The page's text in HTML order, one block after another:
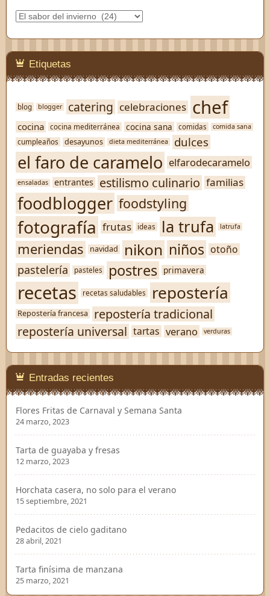
Categorías
Etiquetas
blog blogger catering celebraciones chef
cocina cocina mediterránea cocina sana comidas comida sana
cumpleaños desayunos dieta mediterránea dulces
el faro de caramelo elfarodecaramelo
ensaladas entrantes estilismo culinario familias
foodblogger foodstyling
fotografía frutas ideas la trufa latrufa
meriendas navidad nikon niños otoño
pastelería pasteles postres primavera
recetas recetas saludables repostería
Repostería francesa
repostería tradicional
repostería universal tartas verano verduras
Entradas recientes
Flores Fritas de Carnaval y Semana Santa
24 marzo, 2023
Tarta de guayaba y fresas
12 marzo, 2023
Horchata casera, no solo para el verano
15 septiembre, 2021
Pedacitos de cielo gaditano
28 abril, 2021
Tarta finísima de manzana
25 marzo, 2021